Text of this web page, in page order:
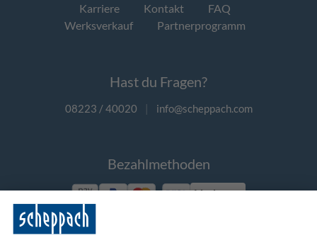
Karriere Kontakt
FAQ
Werksverkauf
Partnerprogramm
Hast du Fragen?
08223 / 40020 | info@scheppach.com
Bezahlmethoden
Vorkasse